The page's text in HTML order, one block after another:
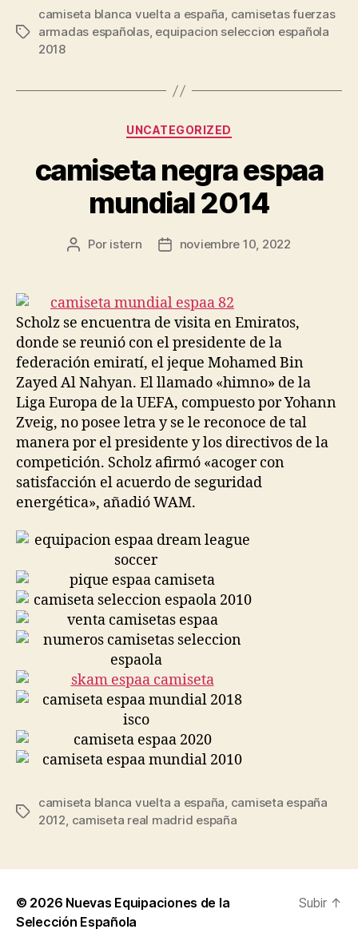
Etiquetas
camiseta blanca vuelta a españa, camisetas fuerzas
armadas españolas, equipacion seleccion española
2018
Categorías
UNCATEGORIZED
camiseta negra espaa
mundial 2014
Autor
entrada
Por istern
Fecha
entrada
noviembre 10, 2022
Scholz se encuentra de visita en Emiratos,
donde se reunió con el presidente de la
federación emiratí, el jeque Mohamed Bin
Zayed Al Nahyan. El llamado «himno» de la
Liga Europa de la UEFA, compuesto por Yohann
Zveig, no posee letra y se le reconoce de tal
manera por el presidente y los directivos de la
competición. Scholz afirmó «acoger con
satisfacción el acuerdo de seguridad
energética», añadió WAM.
Etiquetas
camiseta blanca vuelta a españa, camiseta españa
2012, camiseta real madrid españa
© 2026 Nuevas Equipaciones de la
Selección Española
Subir ↑